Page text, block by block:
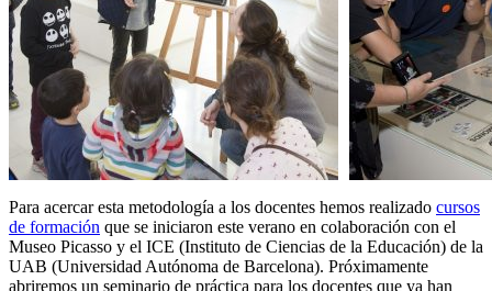
Para acercar esta metodología a los docentes hemos realizado cursos
de formación que se iniciaron este verano en colaboración con el
Museo Picasso y el ICE (Instituto de Ciencias de la Educación) de la
UAB (Universidad Autónoma de Barcelona). Próximamente
abriremos un seminario de práctica para los docentes que ya han